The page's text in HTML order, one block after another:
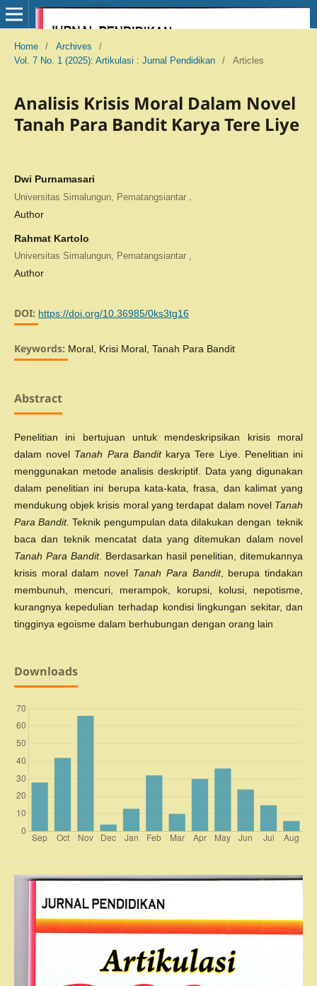
Home / Archives
/
Vol. 7 No. 1 (2025): Artikulasi : Jurnal Pendidikan
/ Articles
Analisis Krisis Moral Dalam Novel
Tanah Para Bandit Karya Tere Liye
Dwi Purnamasari
Universitas Simalungun, Pematangsiantar,
Author
Rahmat Kartolo
Universitas Simalungun, Pematangsiantar,
Author
DOI: https://doi.org/10.36985/0ks3tg16
Keywords: Moral, Krisi Moral, Tanah Para Bandit
Abstract
Penelitian ini bertujuan untuk mendeskripsikan krisis moral
dalam novel Tanah Para Banditkarya Tere Liye. Penelitian ini
menggunakan metode analisis deskriptif. Data yang digunakan
dalam penelitian ini berupa kata-kata, frasa, dan kalimat yang
mendukung objek krisis moral yang terdapat dalam novel Tanah
Para Bandit. Teknik pengumpulan data dilakukan dengan teknik
baca dan teknik mencatat data yang ditemukan dalam novel
Tanah Para Bandit. Berdasarkan hasil penelitian, ditemukannya
krisis moral dalam novel Tanah Para Bandit, berupa tindakan
membunuh, mencuri, merampok, korupsi, kolusi, nepotisme,
kurangnya kepedulian terhadap kondisi lingkungan sekitar, dan
tingginya egoisme dalam berhubungan dengan orang lain
Downloads